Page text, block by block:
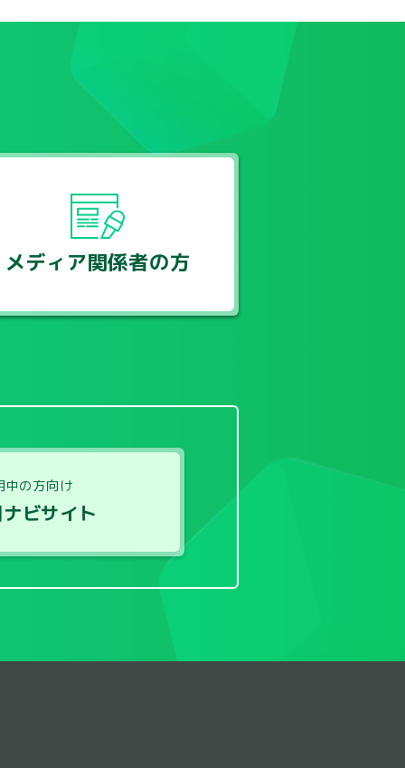
メディア関係者の方
中の方向け
ビサイト